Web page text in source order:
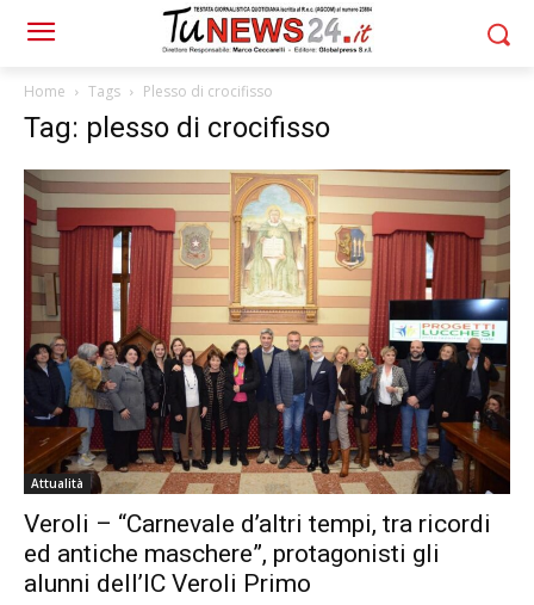
Home Tags Plesso di crocifisso
Tag: plesso di crocifisso
Attualità
Veroli – “Carnevale d’altri tempi, tra ricordi
ed antiche maschere”, protagonisti gli
alunni dell’IC Veroli Primo